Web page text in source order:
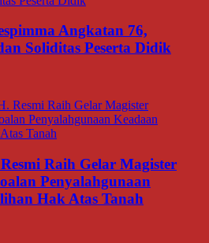
Angkatan 76,
Soliditas Peserta Didik
Raih Gelar Magister
Penyalahgunaan
Hak Atas Tanah